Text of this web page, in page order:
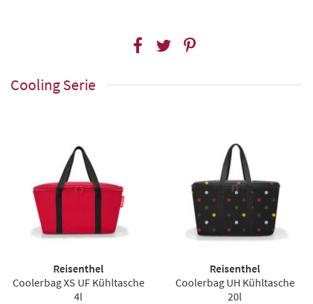
Cooling Serie
Reisenthel
Coolerbag XS UF Kühltasche
4l
Reisenthel
Coolerbag UH Kühltasche
20l